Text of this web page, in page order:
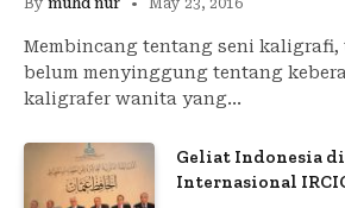
Membincang tentang seni
belum menyinggung tentang
kaligrafer wanita yang…
Geliat Indonesia
Internasional